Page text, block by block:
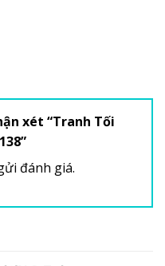
xét “Tranh Tối
đánh giá.